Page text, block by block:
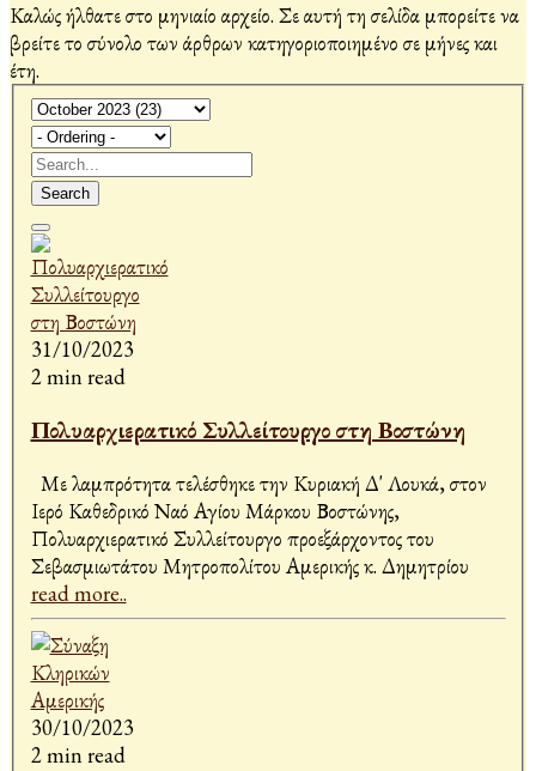
Καλώς ήλθατε στο μηνιαίο αρχείο. Σε αυτή τη σελίδα μπορείτε να
βρείτε το σύνολο των άρθρων κατηγοριοποιημένο σε μήνες και
έτη.
Search
31/10/2023
2 min read
Πολυαρχιερατικό Συλλείτουργο στη Βοστώνη
Με λαμπρότητα τελέσθηκε την Κυριακή Δ' Λουκά, στον
Ιερό Καθεδρικό Ναό Αγίου Μάρκου Βοστώνης,
Πολυαρχιερατικό Συλλείτουργο προεξάρχοντος του
Σεβασμιωτάτου Μητροπολίτου Αμερικής κ. Δημητρίου
read more..
30/10/2023
2 min read